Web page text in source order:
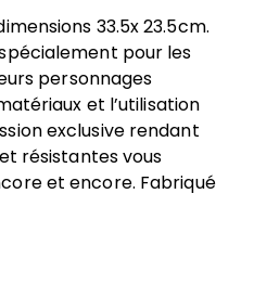
33.5x 23.5cm.
pour les
personnages
et l’utilisation
exclusive rendant
résistantes vous
et encore. Fabriqué